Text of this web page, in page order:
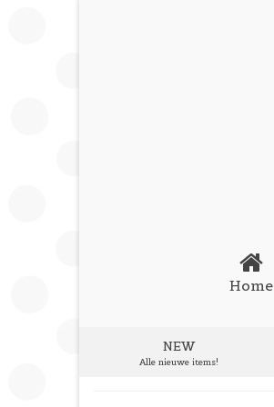
Home
NEW
Alle nieuwe items!